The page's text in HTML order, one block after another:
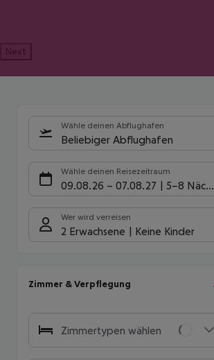
Next
Wähle deinen Abflughafen
Beliebiger Abflughafen
Wähle deinen Reisezeitraum
09.08.26 – 07.08.27 5-8 Nächte
Wer wird verreisen
2 Erwachsene Keine Kinder
Zimmer & Verpflegung
Zimmertypen wählen